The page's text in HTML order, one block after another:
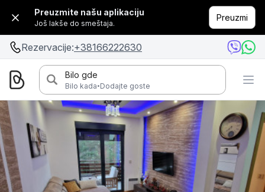
Preuzmite našu aplikaciju
Još lakše do smeštaja.
Preuzmi
Rezervacije:+38166222630
Bilo gde
Bilo kada·Dodajte goste